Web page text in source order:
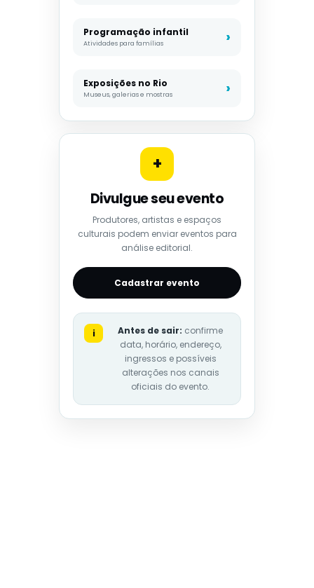
Programação infantil
Atividades para famílias
Exposições no Rio
Museus, galerias e mostras
+
Divulgue seu evento
Produtores, artistas e espaços
culturais podem enviar eventos para
análise editorial.
Cadastrar evento
i Antes de sair: confirme
data, horário, endereço,
ingressos e possíveis
alterações nos canais
oficiais do evento.